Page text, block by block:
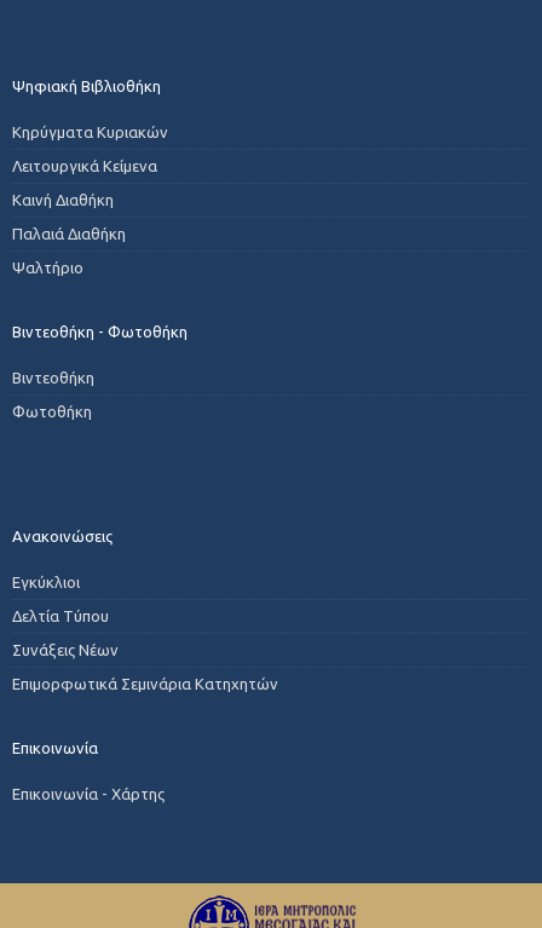
Ψηφιακή Βιβλιοθήκη
Κηρύγματα Κυριακών
Λειτουργικά Κείμενα
Καινή Διαθήκη
Παλαιά Διαθήκη
Ψαλτήριο
Βιντεοθήκη - Φωτοθήκη
Βιντεοθήκη
Φωτοθήκη
Ανακοινώσεις
Εγκύκλιοι
Δελτία Τύπου
Συνάξεις Νέων
Επιμορφωτικά Σεμινάρια Κατηχητών
Επικοινωνία
Επικοινωνία - Χάρτης